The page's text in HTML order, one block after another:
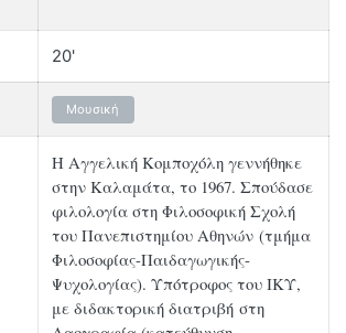
20'
Μουσική
Η Αγγελική Κομποχόλη γεννήθηκε
στην Καλαμάτα, τo 1967. Σπούδασε
φιλολογία στη Φιλοσοφική Σχολή
του Πανεπιστημίου Αθηνών (τμήμα
Φιλοσοφίας-Παιδαγωγικής-
Ψυχολογίας). Υπότροφος του ΙΚΥ,
με διδακτορική διατριβή στη